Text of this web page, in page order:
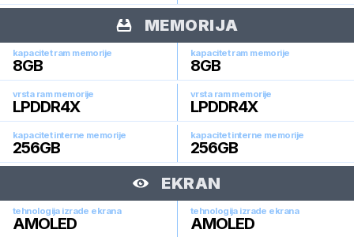
MEMORIJA
kapacitet ram memorije
8GB
kapacitet ram memorije
8GB
vrsta ram memorije
LPDDR4X
vrsta ram memorije
LPDDR4X
kapacitet interne memorije
256GB
kapacitet interne memorije
256GB
EKRAN
tehnologija izrade ekrana
AMOLED
tehnologija izrade ekrana
AMOLED